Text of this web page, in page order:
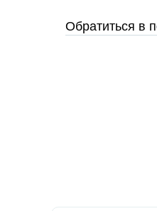
Обратиться в